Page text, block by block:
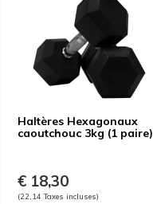
Haltères Hexagonaux
caoutchouc 3kg (1 paire)
€ 18,30
(22,14 Taxes incluses)